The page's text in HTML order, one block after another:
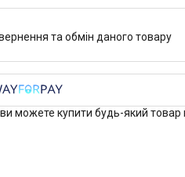
та обмін даного товару
ви можете купити будь-який товар